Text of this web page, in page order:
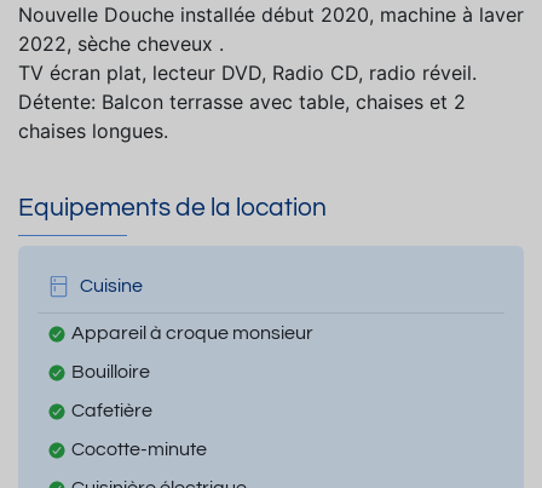
Nouvelle Douche installée début 2020, machine à laver
2022, sèche cheveux .
TV écran plat, lecteur DVD, Radio CD, radio réveil.
Détente: Balcon terrasse avec table, chaises et 2
chaises longues.
Equipements de la location
Cuisine
Appareil à croque monsieur
Bouilloire
Cafetière
Cocotte-minute